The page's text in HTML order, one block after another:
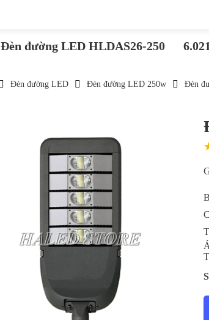
Đèn đường LED HLDAS26-250
Đèn đường LED Đèn đường LED 250w Đèn